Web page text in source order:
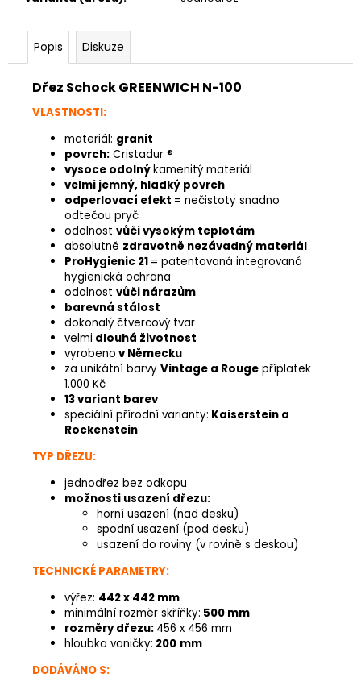
Popis Diskuze
Dřez Schock GREENWICH N-100
VLASTNOSTI:
materiál: granit
povrch: Cristadur ®
vysoce odolnýkamenitý materiál
velmi jemný, hladký povrch
odperlovací efekt = nečistoty snadno
odtečou pryč
odolnost vůči vysokým teplotám
absolutně zdravotně nezávadný materiál
ProHygienic 21 = patentovaná integrovaná
hygienická ochrana
odolnost vůči nárazům
barevná stálost
dokonalý čtvercový tvar
velmi dlouhá životnost
vyrobeno v Německu
za unikátní barvy Vintage a Rouge příplatek
1.000 Kč
13 variant barev
speciální přírodní varianty: Kaiserstein a
Rockenstein
TYP DŘEZU:
jednodřez bez odkapu
možnosti usazení dřezu:
horní usazení (nad desku)
spodní usazení (pod desku)
usazení do roviny (v rovině s deskou)
TECHNICKÉ PARAMETRY:
výřez: 442 x 442 mm
minimální rozměr skříňky: 500 mm
rozměry dřezu: 456 x 456 mm
hloubka vaničky: 200 mm
DODÁVÁNO S: